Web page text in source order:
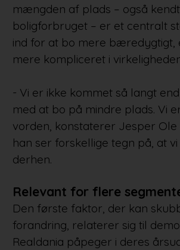
mængden af plads – også
boligforbruget – er et centralt
ind for at bo mere bæredygtigt,
mere kompliceret i
- Vi er ikke kommet så langt
med at bo på mindre plads. Vi
vorden, konstaterer Jesper Ole
han ser forskellige tegn på, at
derhen.
Relevant for flere
Den første faktor, der kan
forandring, relaterer sig til
Realdania påpeger i deres